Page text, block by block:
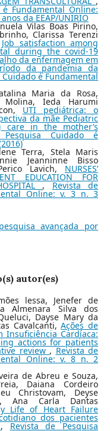
Fundamental Online:
da EEAP/UNIRIO
Vilas Boas Pirino,
Clarissa Terenzi
Job satisfaction among
during the covid-19
da enfermagem em
da pandemia da
Cuidado é Fundamental
Maria da Rosa,
Molina, Ieda Harumi
UTI pediátrica: o
da mãe Pediatric
in the mother’s
Cuidado é
Terra, Stela Maris
Jeanninne Bisso
Lavich, NURSES’
EDUCATION FOR
, Revista de
Online: v. 3 n. 3
avançada por
autor(es)
lessa, Jenefer de
Almenara Silva dos
Dayse Mary da
Cavalcanti,Ações de
Insuficiência Cardíaca:
actions for patients
review , Revista de
Online: v. 8 n. 2
de Abreu e Souza,
Daiana Cordeiro
Christovam, Deyse
Ana Carla Dantas
Life of Heart Failure
dos pacientes
, Revista de Pesquisa